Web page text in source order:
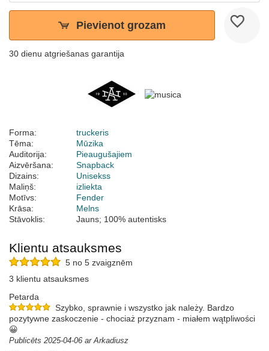
Pievienot grozam
30 dienu atgriešanas garantija
Forma:
truckeris
Tēma:
Mūzika
Auditorija:
Pieaugušajiem
Aizvēršana:
Snapback
Dizains:
Unisekss
Maliņš:
izliekta
Motīvs:
Fender
Krāsa:
Melns
Stāvoklis:
Jauns; 100% autentisks
Klientu atsauksmes
5 no 5 zvaigznēm
3 klientu atsauksmes
Petarda
Szybko, sprawnie i wszystko jak należy. Bardzo
pozytywne zaskoczenie - chociaż przyznam - miałem wątpliwości
😀
Publicēts 2025-04-06 ar Arkadiusz